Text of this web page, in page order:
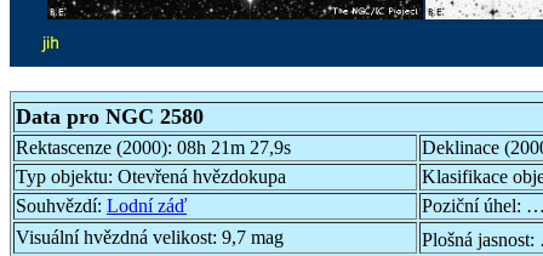
Data pro NGC 2580
Rektascenze (2000): 08h 21m 27,9s
Deklinace
Typ objektu: Otevřená hvězdokupa
Klasifikace
Souhvězdí: Lodní záď Poziční úhel: …
Visuální hvězdná velikost: 9,7 mag Plošná jasnost: